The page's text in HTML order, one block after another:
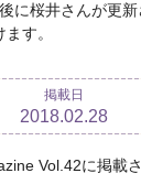
に桜井さんが更
す。
掲載日
2018.02.28
Vol.42に掲載